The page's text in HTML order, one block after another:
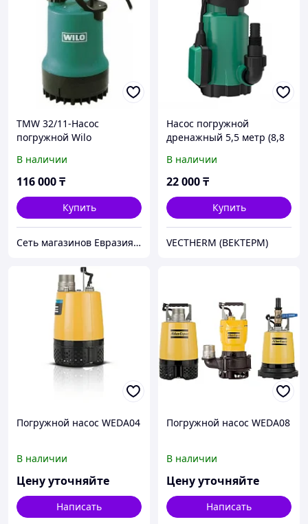
TMW 32/11-Насос
погружной Wilo
В наличии
116 000₸
Купить
Сеть магазинов Евразия-НС ТОО "Business-enc"
Насос погружной
дренажный 5,5 метр (8,8
В наличии
22 000₸
Купить
VECTHERM (ВЕКТЕРМ)
Погружной насос WEDA04
В наличии
Цену уточняйте
Написать
Погружной насос WEDA08
В наличии
Цену уточняйте
Написать